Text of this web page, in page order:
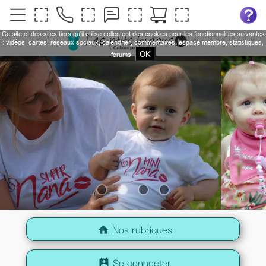
home Nos rubriques
perm_contact_calendar Se connecter
Ce site et des sites tiers qu'il utilise collectent des cookies pour les fonctionnalités suivantes
: vidéos, cartes, réseaux sociaux, calendrier, commentaires, espace membre, statistiques,
forums.
OK